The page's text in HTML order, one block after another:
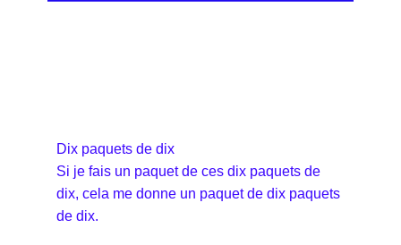
Dix paquets de dix
Si je fais un paquet de ces dix paquets de
dix, cela me donne un paquet de dix paquets
de dix.